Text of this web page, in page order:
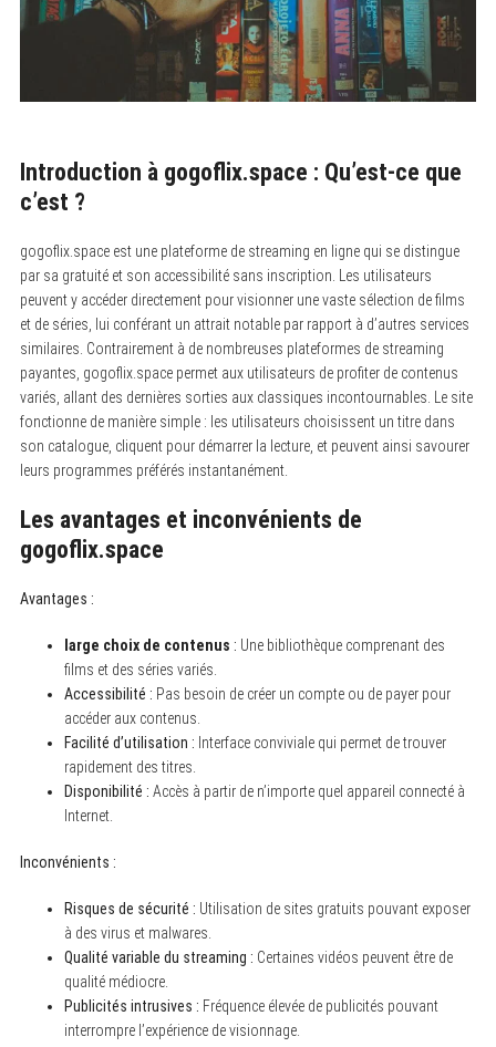
Introduction à gogoflix.space : Qu’est-ce que
c’est ?
gogoflix.space est une plateforme de streaming en ligne qui se distingue
par sa gratuité et son accessibilité sans inscription. Les utilisateurs
peuvent y accéder directement pour visionner une vaste sélection de films
et de séries, lui conférant un attrait notable par rapport à d’autres services
similaires. Contrairement à de nombreuses plateformes de streaming
payantes, gogoflix.space permet aux utilisateurs de profiter de contenus
variés, allant des dernières sorties aux classiques incontournables. Le site
fonctionne de manière simple : les utilisateurs choisissent un titre dans
son catalogue, cliquent pour démarrer la lecture, et peuvent ainsi savourer
leurs programmes préférés instantanément.
Les avantages et inconvénients de
gogoflix.space
Avantages :
large choix de contenus : Une bibliothèque comprenant des
films et des séries variés.
Accessibilité : Pas besoin de créer un compte ou de payer pour
accéder aux contenus.
Facilité d’utilisation : Interface conviviale qui permet de trouver
rapidement des titres.
Disponibilité : Accès à partir de n’importe quel appareil connecté à
Internet.
Inconvénients :
Risques de sécurité : Utilisation de sites gratuits pouvant exposer
à des virus et malwares.
Qualité variable du streaming : Certaines vidéos peuvent être de
qualité médiocre.
Publicités intrusives : Fréquence élevée de publicités pouvant
interrompre l’expérience de visionnage.